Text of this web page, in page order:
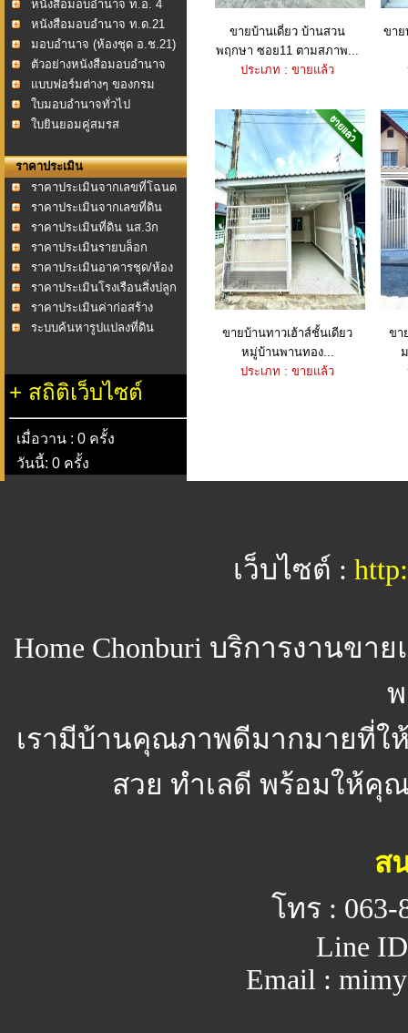
หนังสือมอบอำนาจ ท.อ. 4
หนังสือมอบอำนาจ ท.ด.21
มอบอำนาจ (ห้องชุด อ.ช.21)
ตัวอย่างหนังสือมอบอำนาจ
แบบฟอร์มต่างๆ ของกรม
ที่ดิน
ใบมอบอำนาจทั่วไป
ใบยินยอมคู่สมรส
ราคาประเมิน
ราคาประเมินจากเลขที่โฉนด
ราคาประเมินจากเลขที่ดิน
ราคาประเมินที่ดิน นส.3ก
ราคาประเมินรายบล็อก
ราคาประเมินอาคารชุด/ห้อง
ชุด
ราคาประเมินโรงเรือนสิ่งปลูก
สร้าง ราคาประเมินค่าก่อสร้าง
อาคาร พ.ศ.2558
ระบบค้นหารูปแปลงที่ดิน
+ สถิติเว็บไซต์
เมื่อวาน : 0 ครั้ง
วันนี้: 0 ครั้ง
ขายบ้านเดี่ยว บ้านสวน
พฤกษา ซอย11 ตามสภาพ...
ประเภท : ขายแล้ว
ขาย
ขายบ้านทาวเฮ้าส์ชั้นเดียว
หมู่บ้านพานทอง...
ประเภท : ขายแล้ว
ขา
เว็บไซต์ :
Home Chonburi บริการงานขา
เรามีบ้านคุณภาพดีมากมายที่ใ
สวย ทำเลดี พร้อมให้คุ
ส
โทร :
Line
Email :